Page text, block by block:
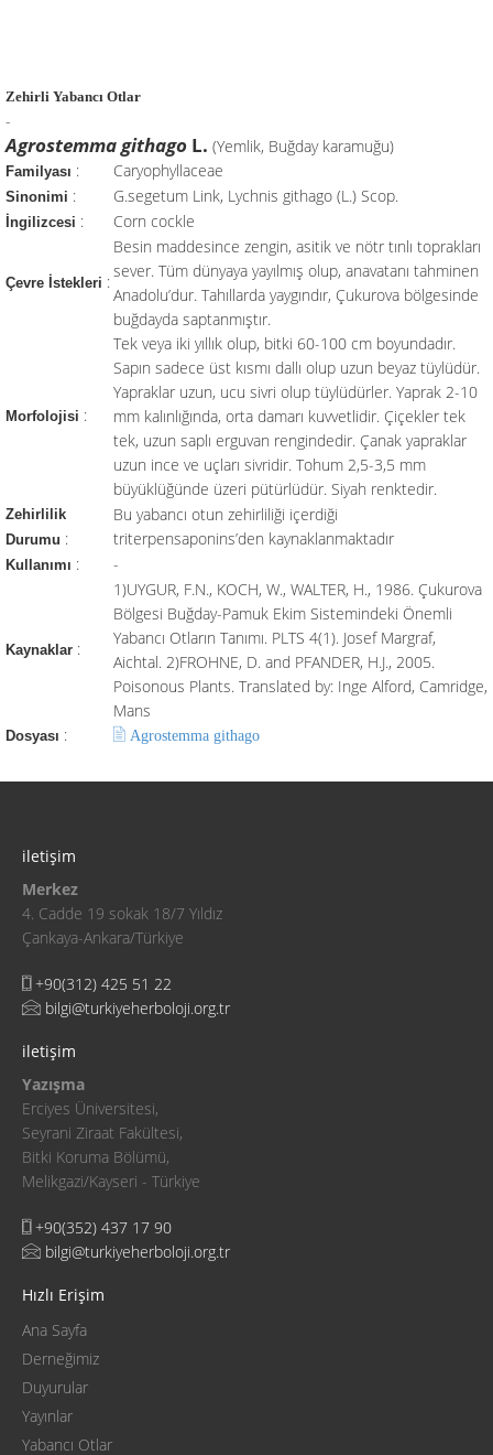
Zehirli Yabancı Otlar
-
Agrostemma githago L. (Yemlik, Buğday karamuğu)
Familyası : Caryophyllaceae
Sinonimi : G.segetum Link, Lychnis githago (L.) Scop.
İngilizcesi : Corn cockle
Çevre İstekleri :
Besin maddesince zengin, asitik ve nötr tınlı toprakları
sever. Tüm dünyaya yayılmış olup, anavatanı tahminen
Anadolu’dur. Tahıllarda yaygındır, Çukurova bölgesinde
buğdayda saptanmıştır.
Morfolojisi :
Tek veya iki yıllık olup, bitki 60-100 cm boyundadır.
Sapın sadece üst kısmı dallı olup uzun beyaz tüylüdür.
Yapraklar uzun, ucu sivri olup tüylüdürler. Yaprak 2-10
mm kalınlığında, orta damarı kuvvetlidir. Çiçekler tek
tek, uzun saplı erguvan rengindedir. Çanak yapraklar
uzun ince ve uçları sivridir. Tohum 2,5-3,5 mm
büyüklüğünde üzeri pütürlüdür. Siyah renktedir.
Zehirlilik
Durumu :
Bu yabancı otun zehirliliği içerdiği
triterpensaponins’den kaynaklanmaktadır
Kullanımı : -
Kaynaklar :
1)UYGUR, F.N., KOCH, W., WALTER, H., 1986. Çukurova
Bölgesi Buğday-Pamuk Ekim Sistemindeki Önemli
Yabancı Otların Tanımı. PLTS 4(1). Josef Margraf,
Aichtal. 2)FROHNE, D. and PFANDER, H.J., 2005.
Poisonous Plants. Translated by: Inge Alford, Camridge,
Mans
Dosyası : Agrostemma githago
iletişim
Merkez
4. Cadde 19 sokak 18/7 Yıldız
Çankaya-Ankara/Türkiye
+90(312) 425 51 22
bilgi@turkiyeherboloji.org.tr
iletişim
Yazışma
Erciyes Üniversitesi,
Seyrani Ziraat Fakültesi,
Bitki Koruma Bölümü,
Melikgazi/Kayseri - Türkiye
+90(352) 437 17 90
bilgi@turkiyeherboloji.org.tr
Hızlı Erişim
Ana Sayfa
Derneğimiz
Duyurular
Yayınlar
Yabancı Otlar